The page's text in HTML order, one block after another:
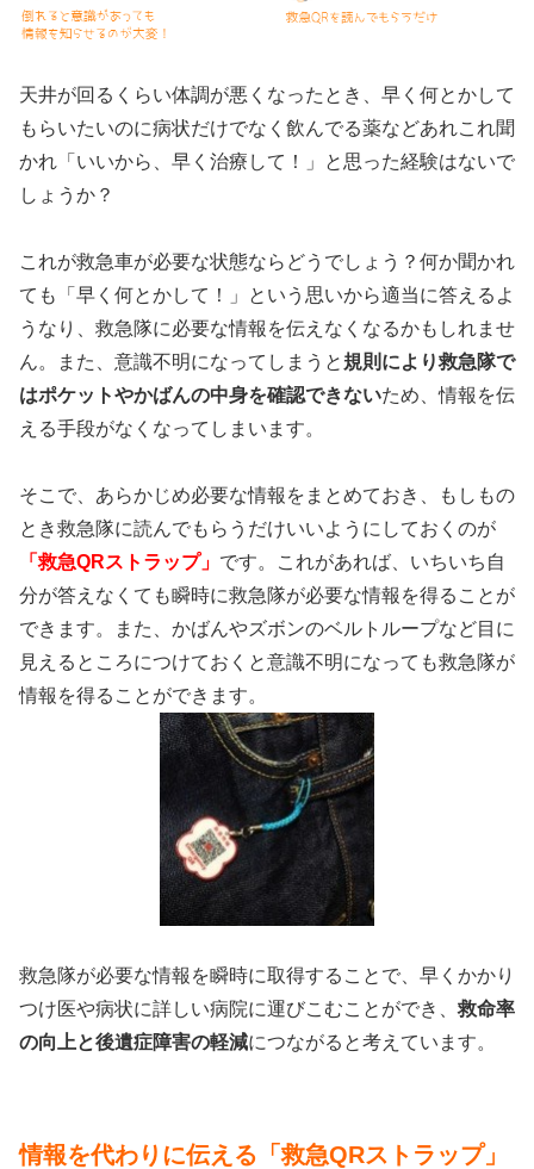
天井が回るくらい体調が悪くなったとき、早く何とかして
もらいたいのに病状だけでなく飲んでる薬などあれこれ聞
かれ「いいから、早く治療して！」と思った経験はないで
しょうか？
これが救急車が必要な状態ならどうでしょう？何か聞かれ
ても「早く何とかして！」という思いから適当に答えるよ
うなり、救急隊に必要な情報を伝えなくなるかもしれませ
ん。また、意識不明になってしまうと 規則により救急隊で
はポケットやかばんの中身を確認できないため、情報を伝
える手段がなくなってしまいます。
そこで、あらかじめ必要な情報をまとめておき、もしもの
とき救急隊に読んでもらうだけいいようにしておくのが
「救急QRストラップ」 です。これがあれば、いちいち自
分が答えなくても瞬時に救急隊が必要な情報を得ることが
できます。また、かばんやズボンのベルトループなど目に
見えるところにつけておくと意識不明になっても救急隊が
情報を得ることができます。
救急隊が必要な情報を瞬時に取得することで、早くかかり
つけ医や病状に詳しい病院に運びこむことができ、救命率
の向上と後遺症障害の軽減につながると考えています。
情報を代わりに伝える「救急QRストラップ」